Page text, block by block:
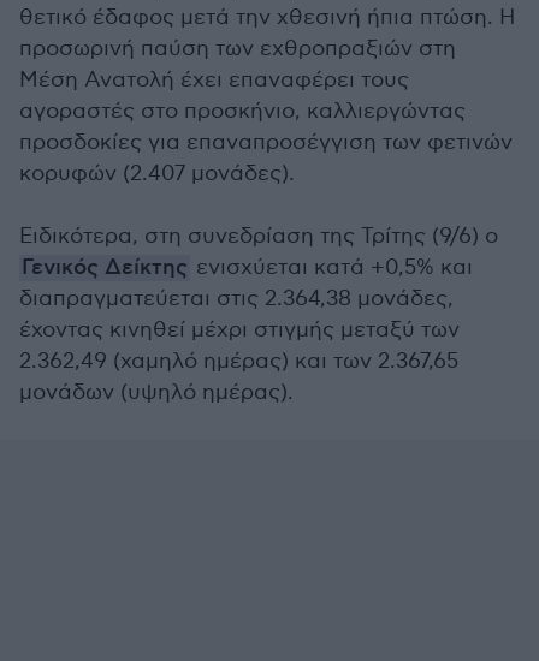
θετικό έδαφος μετά την χθεσινή ήπια πτώση. Η
προσωρινή παύση των εχθροπραξιών στη
Μέση Ανατολή έχει επαναφέρει τους
αγοραστές στο προσκήνιο, καλλιεργώντας
προσδοκίες για επαναπροσέγγιση των φετινών
κορυφών (2.407 μονάδες).
Ειδικότερα, στη συνεδρίαση της Τρίτης (9/6) ο
Γενικός Δείκτης ενισχύεται κατά +0,5% και
διαπραγματεύεται στις 2.364,38 μονάδες,
έχοντας κινηθεί μέχρι στιγμής μεταξύ των
2.362,49 (χαμηλό ημέρας) και των 2.367,65
μονάδων (υψηλό ημέρας).